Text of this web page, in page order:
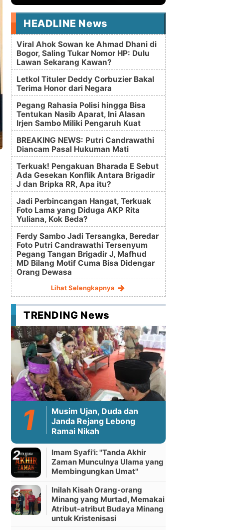
HEADLINE News
Viral Ahok Sowan ke Ahmad Dhani di
Bogor, Saling Tukar Nomor HP: Dulu
Lawan Sekarang Kawan?
Letkol Tituler Deddy Corbuzier Bakal
Terima Honor dari Negara
Pegang Rahasia Polisi hingga Bisa
Tentukan Nasib Aparat, Ini Alasan
Irjen Sambo Miliki Pengaruh Kuat
BREAKING NEWS: Putri Candrawathi
Diancam Pasal Hukuman Mati
Terkuak! Pengakuan Bharada E Sebut
Ada Gesekan Konflik Antara Brigadir
J dan Bripka RR, Apa itu?
Jadi Perbincangan Hangat, Terkuak
Foto Lama yang Diduga AKP Rita
Yuliana, Kok Beda?
Ferdy Sambo Jadi Tersangka, Beredar
Foto Putri Candrawathi Tersenyum
Pegang Tangan Brigadir J, Mafhud
MD Bilang Motif Cuma Bisa Didengar
Orang Dewasa
Lihat Selengkapnya
TRENDING News
Musim Ujan, Duda dan
Janda Rejang Lebong
Ramai Nikah
Imam Syafi'i: "Tanda Akhir
Zaman Munculnya Ulama yang
Membingungkan Umat"
Inilah Kisah Orang-orang
Minang yang Murtad, Memakai
Atribut-atribut Budaya Minang
untuk Kristenisasi